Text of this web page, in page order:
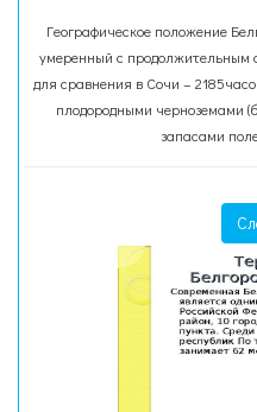
Географическое положение
умеренный с продолжительным
для сравнения в Сочи –
плодородными черноземами
запасами